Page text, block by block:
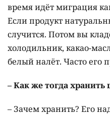
время идёт миграция
Если продукт
случится. Потом вы
холодильник, какао-
белый налёт. Часто его
– Как же тогда хранить
– Зачем хранить? Его